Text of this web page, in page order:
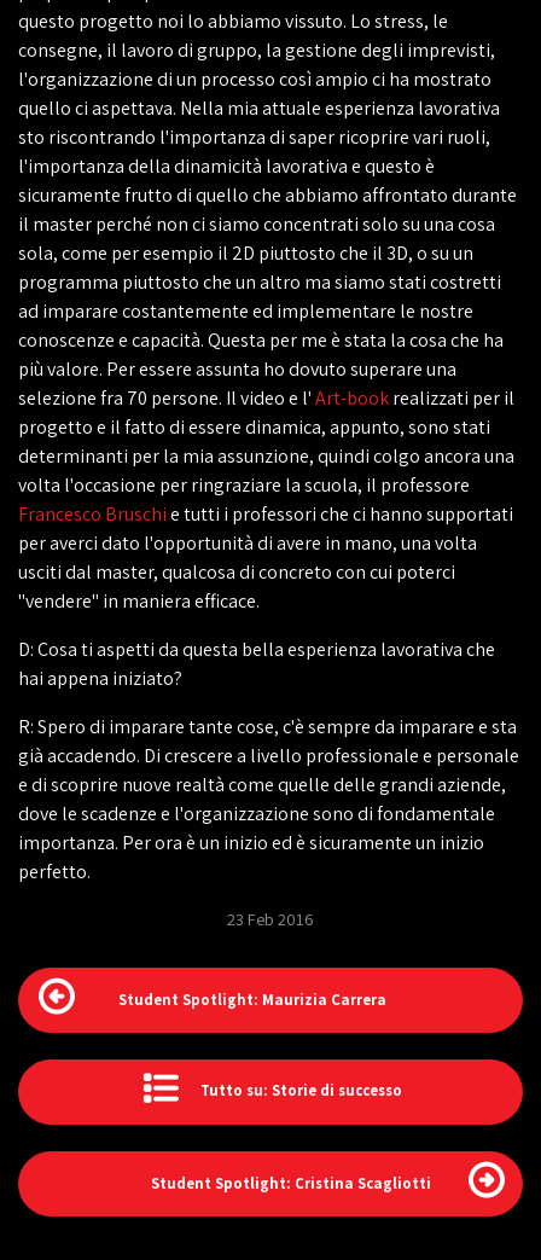
questo progetto noi lo abbiamo vissuto. Lo stress, le
consegne, il lavoro di gruppo, la gestione degli imprevisti,
l'organizzazione di un processo così ampio ci ha mostrato
quello ci aspettava. Nella mia attuale esperienza lavorativa
sto riscontrando l'importanza di saper ricoprire vari ruoli,
l'importanza della dinamicità lavorativa e questo è
sicuramente frutto di quello che abbiamo affrontato durante
il master perché non ci siamo concentrati solo su una cosa
sola, come per esempio il 2D piuttosto che il 3D, o su un
programma piuttosto che un altro ma siamo stati costretti
ad imparare costantemente ed implementare le nostre
conoscenze e capacità. Questa per me è stata la cosa che ha
più valore. Per essere assunta ho dovuto superare una
selezione fra 70 persone. Il video e l'Art-bookrealizzati per il
progetto e il fatto di essere dinamica, appunto, sono stati
determinanti per la mia assunzione, quindi colgo ancora una
volta l'occasione per ringraziare la scuola, il professore
Francesco Bruschie tutti i professori che ci hanno supportati
per averci dato l'opportunità di avere in mano, una volta
usciti dal master, qualcosa di concreto con cui poterci
"vendere" in maniera efficace.
D: Cosa ti aspetti da questa bella esperienza lavorativa che
hai appena iniziato?
R: Spero di imparare tante cose, c'è sempre da imparare e sta
già accadendo. Di crescere a livello professionale e personale
e di scoprire nuove realtà come quelle delle grandi aziende,
dove le scadenze e l'organizzazione sono di fondamentale
importanza. Per ora è un inizio ed è sicuramente un inizio
perfetto.
23 Feb 2016
Student Spotlight: Maurizia Carrera
Tutto su: Storie di successo
Student Spotlight: Cristina Scagliotti